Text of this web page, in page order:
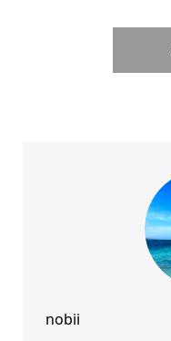
nobii